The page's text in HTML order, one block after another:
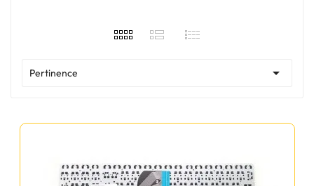
Pertinence 